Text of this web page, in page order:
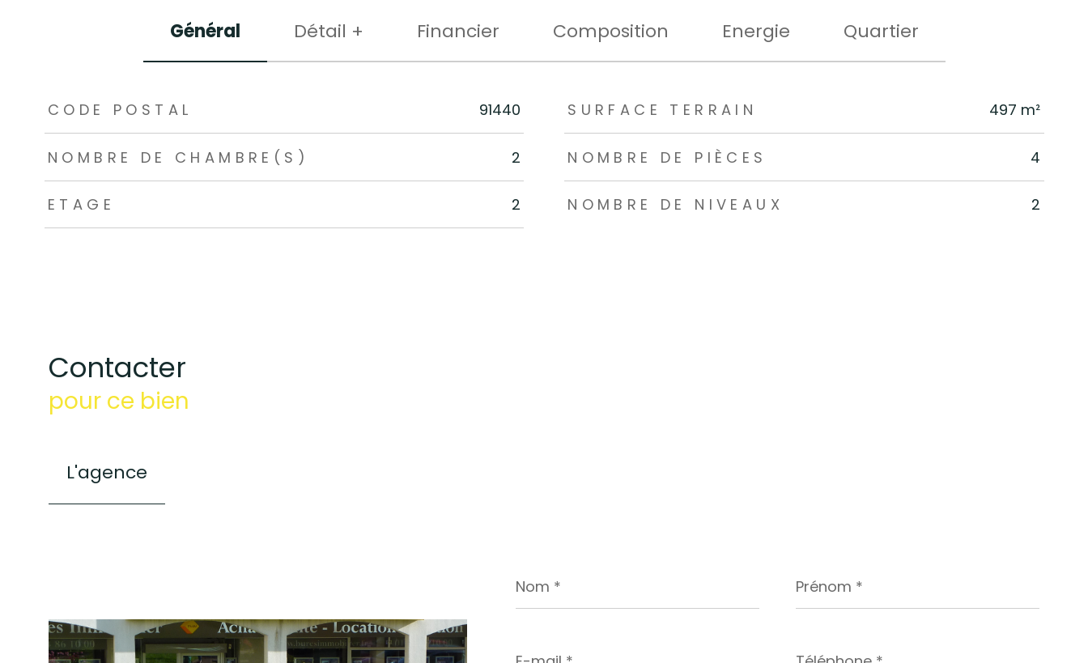
Général Détail + Financier Composition Energie Quartier
TRAD_ZEPHYR_Caracteristique
CODE POSTAL 91440 SURFACE TERRAIN 497 m²
NOMBRE DE CHAMBRE(S) 2 NOMBRE DE PIÈCES 4
ETAGE 2 NOMBRE DE NIVEAUX 2
Contacter
pour ce bien
L'agence
* *
mail *